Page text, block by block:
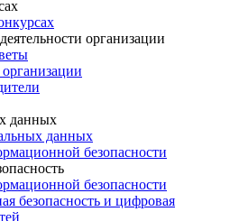
организации
данных
данных
безопасности
безопасности
безопасность и цифровая